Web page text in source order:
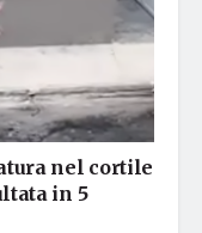
nel cortile
in 5